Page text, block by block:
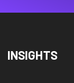
INSIGHTS